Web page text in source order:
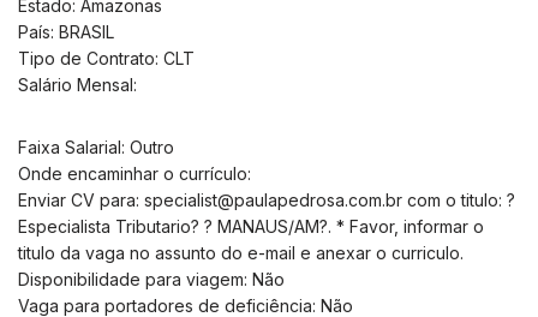
Estado: Amazonas
País: BRASIL
Tipo de Contrato: CLT
Salário Mensal:
Faixa Salarial: Outro
Onde encaminhar o currículo:
Enviar CV para: specialist@paulapedrosa.com.br com o titulo: ?
Especialista Tributario? ? MANAUS/AM?. * Favor, informar o
titulo da vaga no assunto do e-mail e anexar o curriculo.
Disponibilidade para viagem: Não
Vaga para portadores de deficiência: Não